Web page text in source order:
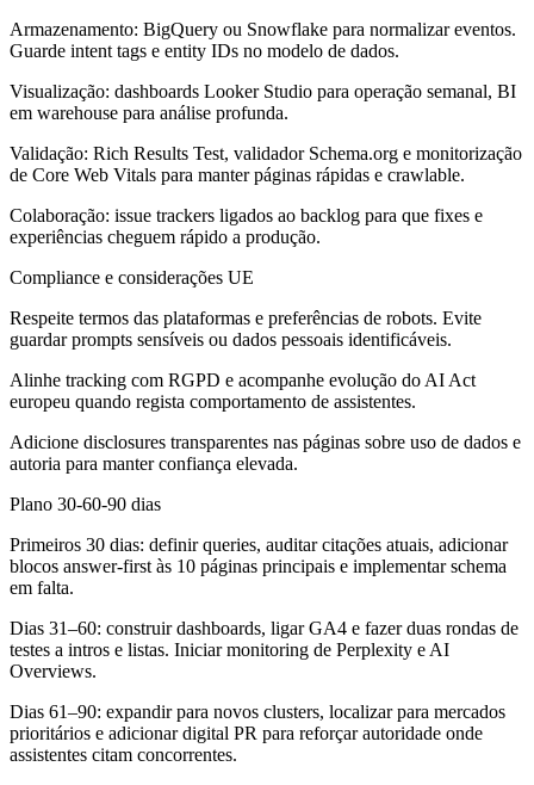
Armazenamento: BigQuery ou Snowflake para normalizar eventos.
Guarde intent tags e entity IDs no modelo de dados.
Visualização: dashboards Looker Studio para operação semanal, BI
em warehouse para análise profunda.
Validação: Rich Results Test, validador Schema.org e monitorização
de Core Web Vitals para manter páginas rápidas e crawlable.
Colaboração: issue trackers ligados ao backlog para que fixes e
experiências cheguem rápido a produção.
Compliance e considerações UE
Respeite termos das plataformas e preferências de robots. Evite
guardar prompts sensíveis ou dados pessoais identificáveis.
Alinhe tracking com RGPD e acompanhe evolução do AI Act
europeu quando regista comportamento de assistentes.
Adicione disclosures transparentes nas páginas sobre uso de dados e
autoria para manter confiança elevada.
Plano 30-60-90 dias
Primeiros 30 dias: definir queries, auditar citações atuais, adicionar
blocos answer-first às 10 páginas principais e implementar schema
em falta.
Dias 31–60: construir dashboards, ligar GA4 e fazer duas rondas de
testes a intros e listas. Iniciar monitoring de Perplexity e AI
Overviews.
Dias 61–90: expandir para novos clusters, localizar para mercados
prioritários e adicionar digital PR para reforçar autoridade onde
assistentes citam concorrentes.